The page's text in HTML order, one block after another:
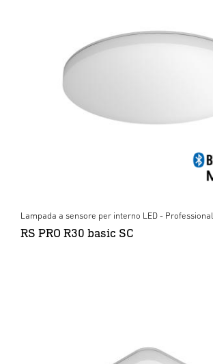
Lampada a sensore per interno LED -
RS PRO R30 basic SC